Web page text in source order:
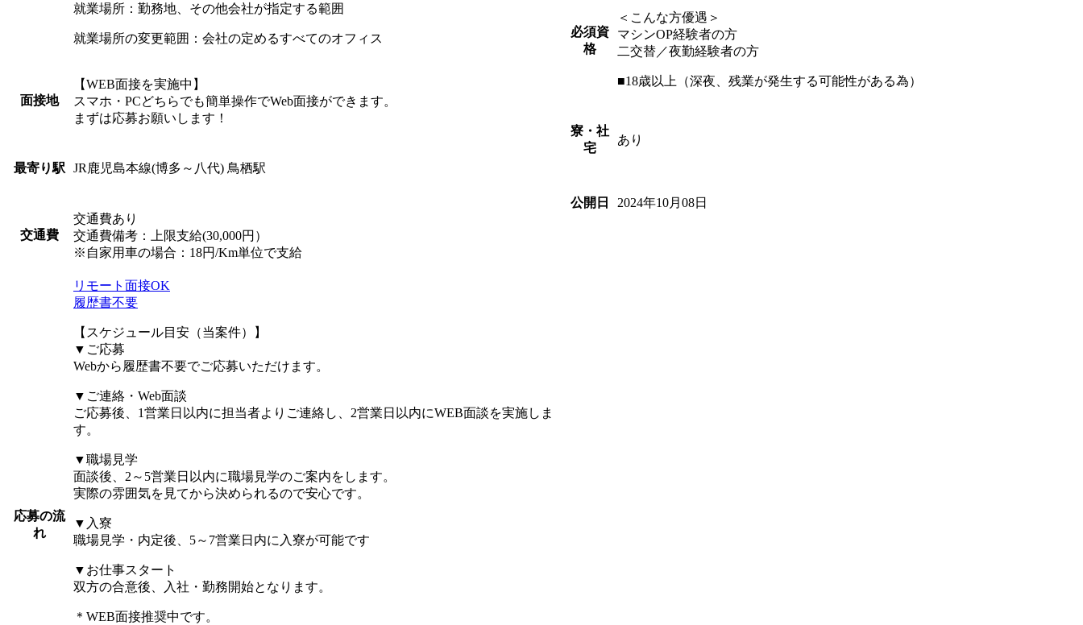
就業場所：勤務地、その他会社が指定する範囲
就業場所の変更範囲：会社の定めるすべてのオフィス
面接地
【WEB面接を実施中】
スマホ・PCどちらでも簡単操作でWeb面接ができます。
まずは応募お願いします！
最寄り駅 JR鹿児島本線(博多～八代) 鳥栖駅
交通費
交通費あり
交通費備考：上限支給(30,000円）
※自家用車の場合：18円/Km単位で支給
応募の流
れ
リモート面接OK
履歴書不要
【スケジュール目安（当案件）】
▼ご応募
Webから履歴書不要でご応募いただけます。
▼ご連絡・Web面談
ご応募後、1営業日以内に担当者よりご連絡し、2営業日以内にWEB面談を実施しま
す。
▼職場見学
面談後、2～5営業日以内に職場見学のご案内をします。
実際の雰囲気を見てから決められるので安心です。
▼入寮
職場見学・内定後、5～7営業日内に入寮が可能です
▼お仕事スタート
双方の合意後、入社・勤務開始となります。
＊WEB面接推奨中です。
必須資
格
＜こんな方優遇＞
マシンOP経験者の方
二交替／夜勤経験者の方
■18歳以上（深夜、残業が発生する可能性がある為）
寮・社
宅
あり
公開日 2024年10月08日